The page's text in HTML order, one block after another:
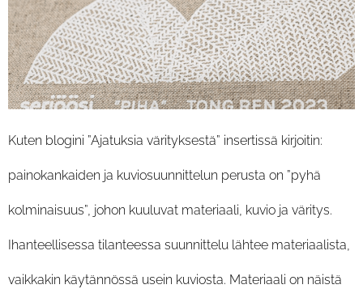
Kuten blogini ”Ajatuksia värityksestä” insertissä kirjoitin:
painokankaiden ja kuviosuunnittelun perusta on ”pyhä
kolminaisuus”, johon kuuluvat materiaali, kuvio ja väritys.
Ihanteellisessa tilanteessa suunnittelu lähtee materiaalista,
vaikkakin käytännössä usein kuviosta. Materiaali on näistä